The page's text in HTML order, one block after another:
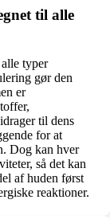
til alle
typer
gør den
er
til dens
for at
Dog kan hver
så det kan
af huden først
reaktioner.